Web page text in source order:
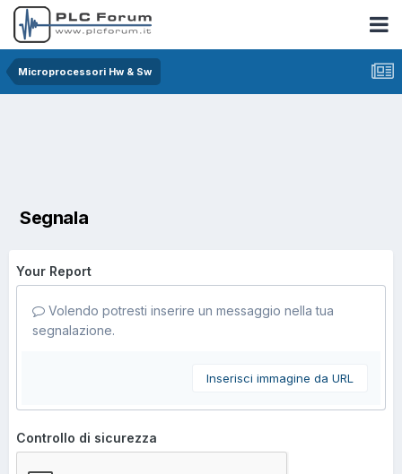
Microprocessori Hw & Sw
Segnala
Your Report
Volendo potresti inserire un messaggio nella tua
segnalazione.
Inserisci immagine da URL
Controllo di sicurezza